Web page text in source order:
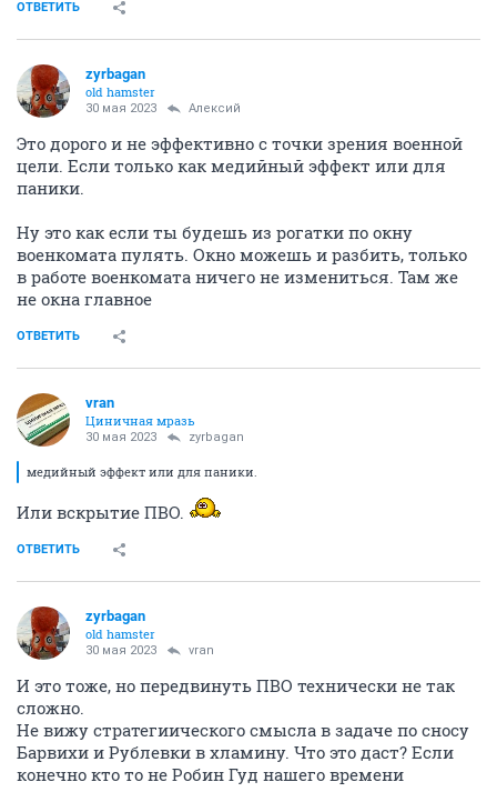
ОТВЕТИТЬ
zyrbagan
old hamster
30 мая 2023 Алексий
Это дорого и не эффективно с точки зрения военной
цели. Если только как медийный эффект или для
паники.
Ну это как если ты будешь из рогатки по окну
военкомата пулять. Окно можешь и разбить, только
в работе военкомата ничего не измениться. Там же
не окна главное
ОТВЕТИТЬ
vran
Циничная мразь
30 мая 2023 zyrbagan
медийный эффект или для паники.
Или вскрытие ПВО.
ОТВЕТИТЬ
zyrbagan
old hamster
30 мая 2023 vran
И это тоже, но передвинуть ПВО технически не так
сложно.
Не вижу стратегиического смысла в задаче по сносу
Барвихи и Рублевки в хламину. Что это даст? Если
конечно кто то не Робин Гуд нашего времени